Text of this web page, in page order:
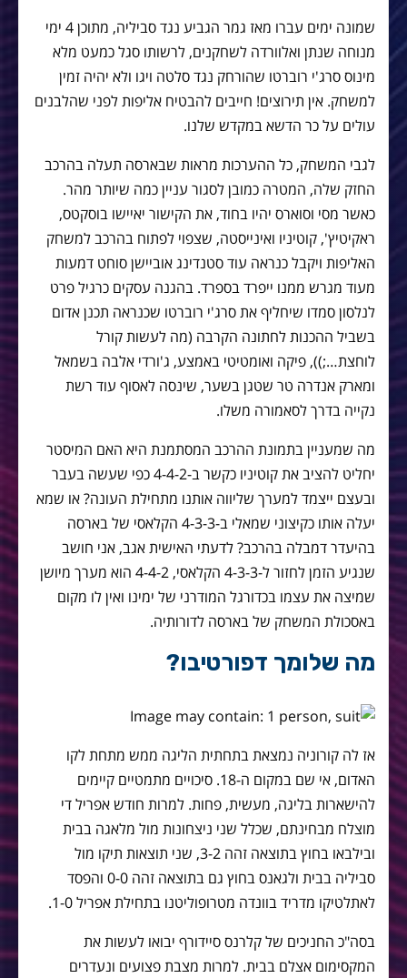
שמונה ימים עברו מאז גמר הגביע נגד סביליה, מתוכן 4 ימי
מנוחה שנתן ואלוורדה לשחקנים, לרשותו סגל כמעט מלא
מינוס סרג'י רוברטו שהורחק נגד סלטה ויגו ולא יהיה זמין
למשחק. אין תירוצים! חייבים להבטיח אליפות לפני שהלבנים
עולים על כר הדשא במקדש שלנו.
לגבי המשחק, כל ההערכות מראות שבארסה תעלה בהרכב
החזק שלה, המטרה כמובן לסגור עניין כמה שיותר מהר.
כאשר מסי וסוארס יהיו בחוד, את הקישור יאיישו בוסקטס,
ראקיטיץ', קוטיניו ואינייסטה, שצפוי לפתוח בהרכב למשחק
האליפות ויקבל כנראה עוד סטנדינג אוביישן סוחט דמעות
מעוד מגרש ממנו ייפרד בספרד. בהגנה עסקים כרגיל פרט
לנלסון סמדו שיחליף את סרג'י רוברטו שכנראה תכנן אדום
בשביל ההכנות לחתונה הקרבה (מה לעשות קורל
לוחצת…;)), פיקה ואומטיטי באמצע, ג'ורדי אלבה בשמאל
ומארק אנדרה טר שטגן בשער, שינסה לאסוף עוד רשת
נקייה בדרך לסאמורה משלו.
מה שמעניין בתמונת ההרכב המסתמנת היא האם המיסטר
יחליט להציב את קוטיניו כקשר ב-4-4-2 כפי שעשה בעבר
ובעצם ייצמד למערך שליווה אותנו מתחילת העונה? או שמא
יעלה אותו כקיצוני שמאלי ב-4-3-3 הקלאסי של בארסה
בהיעדר דמבלה בהרכב? לדעתי האישית אגב, אני חושב
שנגיע הזמן לחזור ל-4-3-3 הקלאסי, 4-4-2 הוא מערך מיושן
שמיצה את עצמו בכדורגל המודרני של ימינו ואין לו מקום
באסכולת המשחק של בארסה לדורותיה.
מה שלומך דפורטיבו?
אז לה קורוניה נמצאת בתחתית הליגה ממש מתחת לקו
האדום, אי שם במקום ה-18. סיכויים מתמטיים קיימים
להישארות בליגה, מעשית, פחות. למרות חודש אפריל די
מוצלח מבחינתם, שכלל שני ניצחונות מול מלאגה בבית
ובילבאו בחוץ בתוצאה זהה 3-2, שני תוצאות תיקו מול
סביליה בבית ולגאנס בחוץ גם בתוצאה זהה 0-0 והפסד
לאתלטיקו מדריד בוונדה מטרופוליטנו בתחילת אפריל 1-0.
בסה"כ החניכים של קלרנס סיידורף יבואו לעשות את
המקסימום אצלם בבית. למרות מצבת פצועים ונעדרים